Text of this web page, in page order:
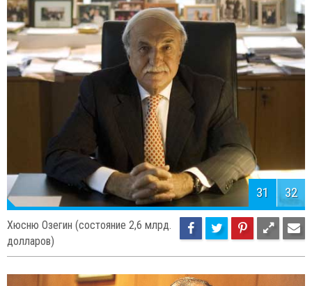
Семахат Севим Арсель (состояние
2,6 млрд. долларов)
31 32